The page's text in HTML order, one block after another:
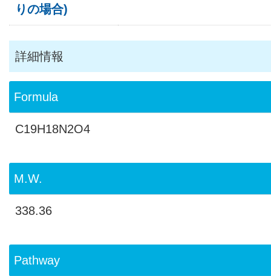
りの場合)
詳細情報
Formula
C19H18N2O4
M.W.
338.36
Pathway